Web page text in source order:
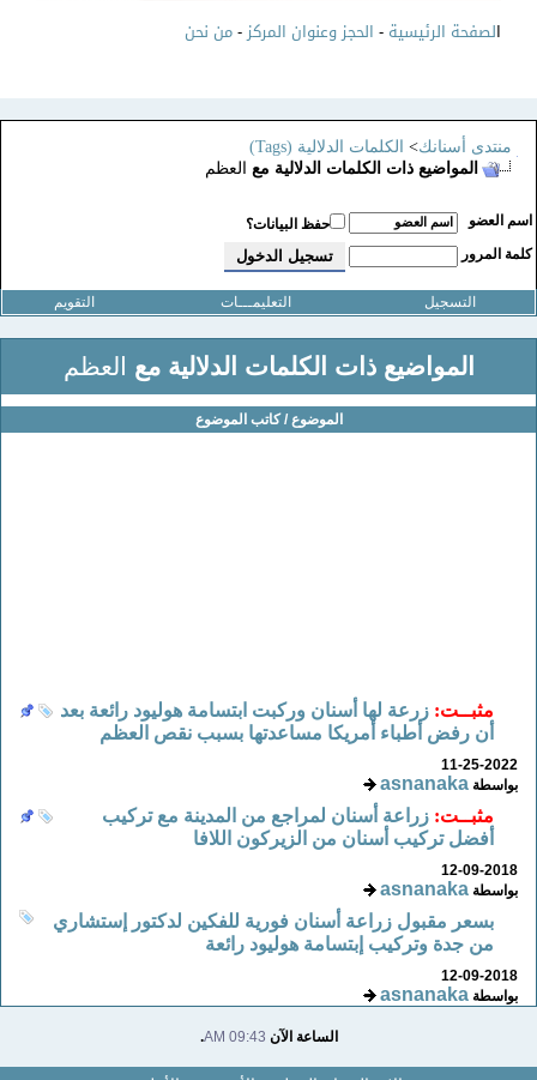
لصفحة الرئيسية-الحجز وعنوان المركز-من نحن
منتدى أسنانك>الكلمات الدلالية (Tags)
المواضيع ذات الكلمات الدلالية مع العظم
اسم العضو
حفظ البيانات؟
كلمة المرور
التسجيل التعليمـــات التقويم
المواضيع ذات الكلمات الدلالية مع العظم
الموضوع / كاتب الموضوع
مثبــت: زرعة لها أسنان وركبت ابتسامة هوليود رائعة بعد
أن رفض أطباء أمريكا مساعدتها بسبب نقص العظم
11-25-2022
بواسطةasnanaka
مثبــت: زراعة أسنان لمراجع من المدينة مع تركيب
أفضل تركيب أسنان من الزيركون اللافا
12-09-2018
بواسطةasnanaka
بسعر مقبول زراعة أسنان فورية للفكين لدكتور إستشاري
من جدة وتركيب إبتسامة هوليود رائعة
12-09-2018
بواسطةasnanaka
الساعة الآن09:43 AM
.